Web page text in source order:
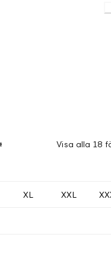
Visa alla 18
XL XXL